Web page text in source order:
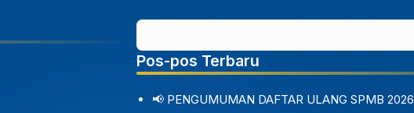
Pos-pos Terbaru
📢 PENGUMUMAN DAFTAR ULANG SPMB 2026